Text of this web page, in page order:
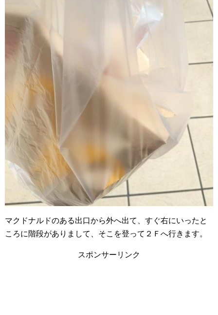
マクドナルドのある出口から外へ出て、すぐ右にいったと
ころに階段がありまして、そこを登って２Ｆへ行きます。
スポンサーリンク